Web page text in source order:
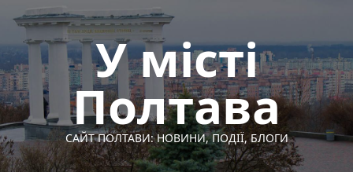
Перейти
вмісту
У місті
Полтава
САЙТ ПОЛТАВИ: НОВИНИ, ПОДІЇ, БЛОГИ